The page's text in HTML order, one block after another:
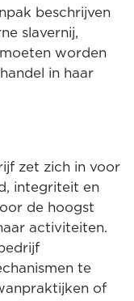
beschrijven
slavernij,
worden
in haar
zet zich in voor
integriteit en
de hoogst
activiteiten.
te
of